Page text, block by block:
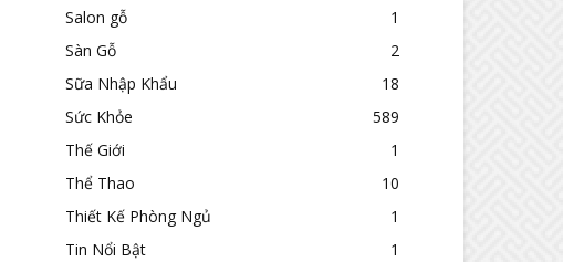
Salon gỗ
1
Sàn Gỗ
2
Sữa Nhập Khẩu
18
Sức Khỏe
589
Thế Giới
1
Thể Thao
10
Thiết Kế Phòng Ngủ
1
Tin Nổi Bật
1